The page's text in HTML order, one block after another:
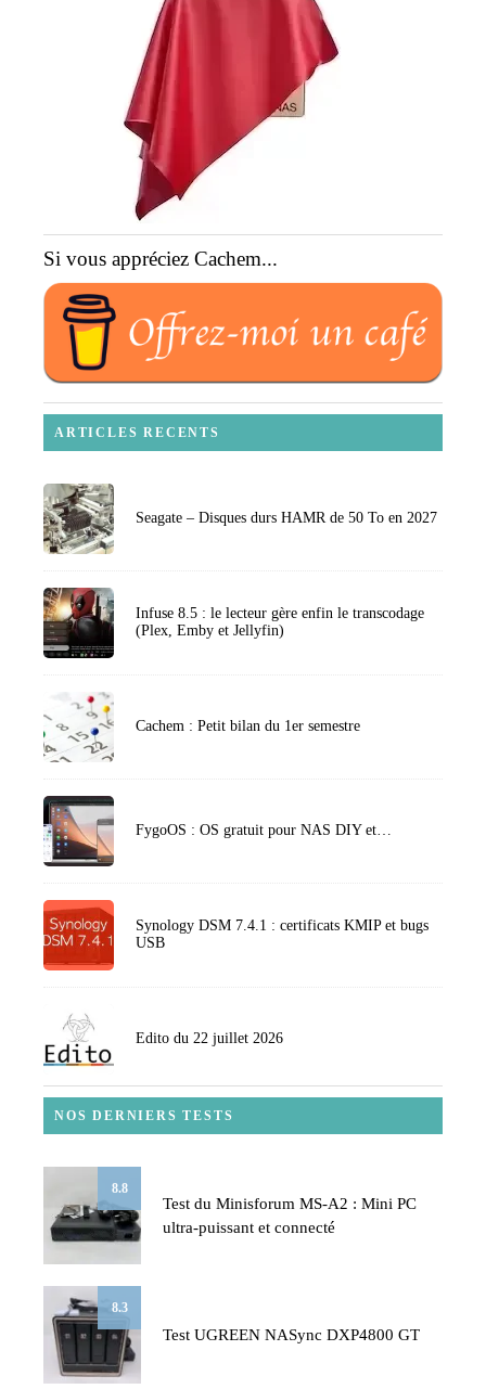
Si vous appréciez Cachem...
ARTICLES RECENTS
Seagate – Disques durs HAMR de 50 To en 2027
Infuse 8.5 : le lecteur gère enfin le transcodage
(Plex, Emby et Jellyfin)
Cachem : Petit bilan du 1er semestre
FygoOS : OS gratuit pour NAS DIY et…
Synology DSM 7.4.1 : certificats KMIP et bugs
USB
Edito du 22 juillet 2026
NOS DERNIERS TESTS
8.8
Test du Minisforum MS-A2 : Mini PC
ultra-puissant et connecté
8.3
Test UGREEN NASync DXP4800 GT